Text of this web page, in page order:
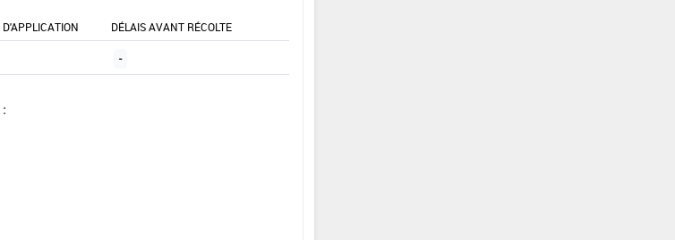
DÉLAIS AVANT RÉCOLTE
-